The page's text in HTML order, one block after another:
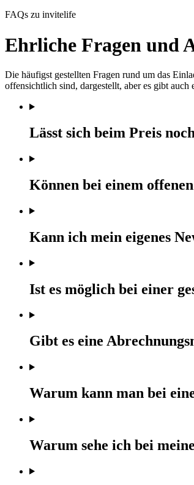
FAQs zu invitelife
Ehrliche Fragen und
Die häufigst gestellten Fragen rund um das
offensichtlich sind, dargestellt, aber es gibt auch
Lässt sich beim Preis
Können bei einem
Kann ich mein eigenes
Ist es möglich bei einer
Gibt es eine
Warum kann man bei
Warum sehe ich bei